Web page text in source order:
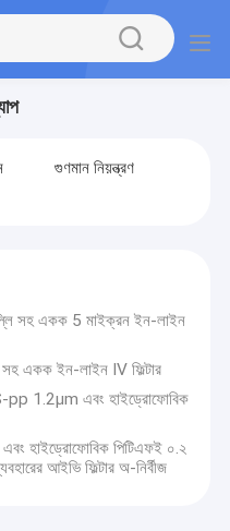
গুণমান নিয়ন্ত্রণ
সহ একক 5 মাইক্রন ইন-লাইন
একক ইন-লাইন IV ফিল্টার
pp 1.2μm এবং হাইড্রোফোবিক
হাইড্রোফোবিক পিটিএফই ০.২
আইভি ফিল্টার অ-নির্বীজ